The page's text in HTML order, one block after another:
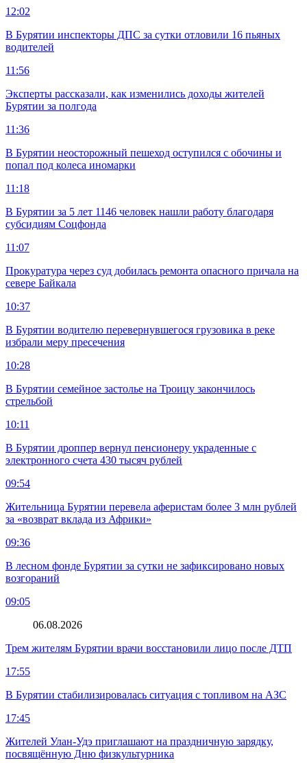
12:02
В Бурятии инспекторы ДПС за сутки отловили 16 пьяных
водителей
11:56
Эксперты рассказали, как изменились доходы жителей
Бурятии за полгода
11:36
В Бурятии неосторожный пешеход оступился с обочины и
попал под колеса иномарки
11:18
В Бурятии за 5 лет 1146 человек нашли работу благодаря
субсидиям Соцфонда
11:07
Прокуратура через суд добилась ремонта опасного причала на
севере Байкала
10:37
В Бурятии водителю перевернувшегося грузовика в реке
избрали меру пресечения
10:28
В Бурятии семейное застолье на Троицу закончилось
стрельбой
10:11
В Бурятии дроппер вернул пенсионеру украденные с
электронного счета 430 тысяч рублей
09:54
Жительница Бурятии перевела аферистам более 3 млн рублей
за «возврат вклада из Африки»
09:36
В лесном фонде Бурятии за сутки не зафиксировано новых
возгораний
09:05
06.08.2026
Трем жителям Бурятии врачи восстановили лицо после ДТП
17:55
В Бурятии стабилизировалась ситуация с топливом на АЗС
17:45
Жителей Улан-Удэ приглашают на праздничную зарядку,
посвящённую Дню физкультурника